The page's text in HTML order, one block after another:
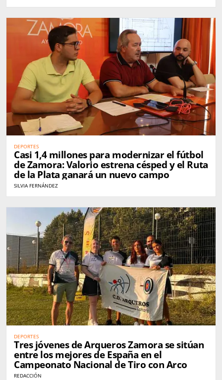
DEPORTES
Casi 1,4 millones para modernizar el fútbol
de Zamora: Valorio estrena césped y el Ruta
de la Plata ganará un nuevo campo
SILVIA FERNÁNDEZ
DEPORTES
Tres jóvenes de Arqueros Zamora se sitúan
entre los mejores de España en el
Campeonato Nacional de Tiro con Arco
REDACCIÓN